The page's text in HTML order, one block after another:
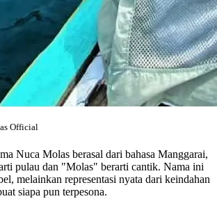
Official
Nuca Molas berasal dari bahasa Manggarai,
pulau dan "Molas" berarti cantik. Nama ini
melainkan representasi nyata dari keindahan
siapa pun terpesona.